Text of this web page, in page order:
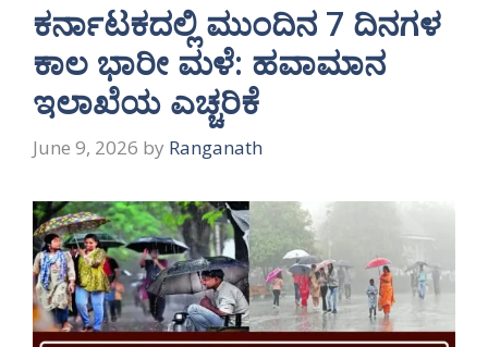
ಕರ್ನಾಟಕದಲ್ಲಿ ಮುಂದಿನ 7 ದಿನಗಳ
ಕಾಲ ಭಾರೀ ಮಳೆ: ಹವಾಮಾನ
ಇಲಾಖೆಯ ಎಚ್ಚರಿಕೆ
June 9, 2026 by Ranganath